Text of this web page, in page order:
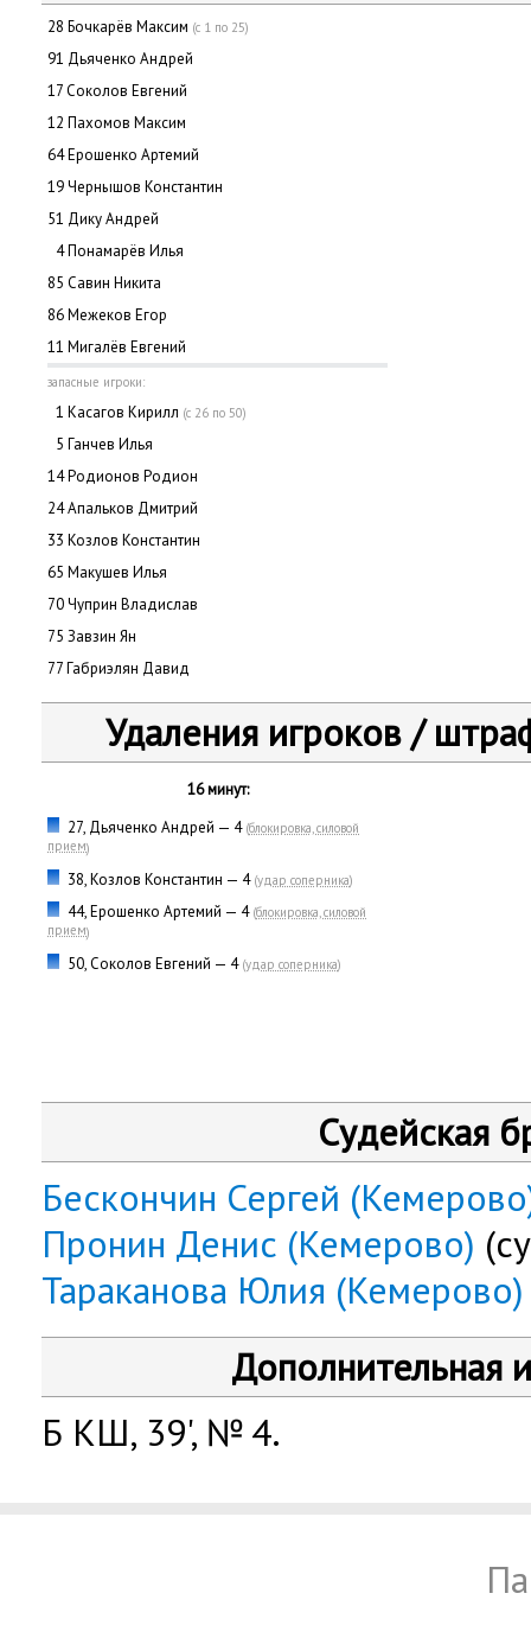
28 Бочкарёв Максим (с 1 по 25)
91 Дьяченко Андрей
17 Соколов Евгений
12 Пахомов Максим
64 Ерошенко Артемий
19 Чернышов Константин
51 Дику Андрей
4 Понамарёв Илья
85 Савин Никита
86 Межеков Егор
11 Мигалёв Евгений
запасные игроки:
1 Касагов Кирилл (с 26 по 50)
5 Ганчев Илья
14 Родионов Родион
24 Апальков Дмитрий
33 Козлов Константин
65 Макушев Илья
70 Чуприн Владислав
75 Завзин Ян
77 Габриэлян Давид
Удаления игроков /
16 минут:
27, Дьяченко Андрей — 4 (блокировка, силовой
прием)
38, Козлов Константин — 4 (удар соперника)
44, Ерошенко Артемий — 4 (блокировка, силовой
прием)
50, Соколов Евгений — 4 (удар соперника)
Судейская
Бескончин Сергей
Пронин Денис (Кемерово)
Тараканова Юлия (Кемерово)
Дополнительная
Б КШ, 39', № 4.